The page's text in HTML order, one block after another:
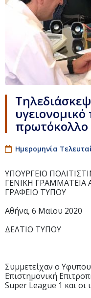
πρωτόκολλο
Ημερομηνία
ΥΠΟΥΡΓΕΙΟ
ΓΕΝΙΚΗ ΓΡΑΜΜΑΤΕΙΑ
ΓΡΑΦΕΙΟ ΤΥΠΟΥ
Αθήνα, 6 Μαϊου 2020
ΔΕΛΤΙΟ ΤΥΠΟΥ
Συμμετείχαν ο
Επιστημονική
Super League 1 και οι